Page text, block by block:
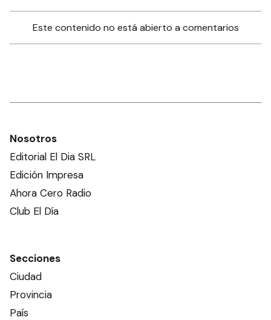
Este contenido no está abierto a comentarios
Nosotros
Editorial El Dia SRL
Edición Impresa
Ahora Cero Radio
Club El Día
Secciones
Ciudad
Provincia
País